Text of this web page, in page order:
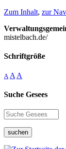
Zum Inhalt, zur
mistelbach.de/
Schriftgröße
A A A
Suche Gesees
suchen